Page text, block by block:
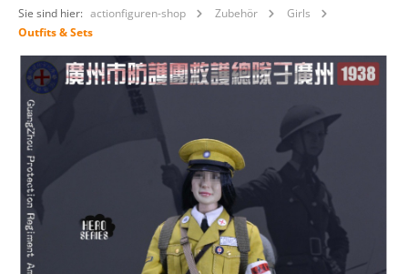
Sie sind hier: actionfiguren-shop Zubehör
Girls
Outfits & Sets